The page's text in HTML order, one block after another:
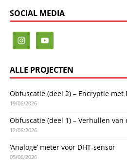
SOCIAL MEDIA
ALLE PROJECTEN
Obfuscatie (deel 2) – Encryptie met
19/06/2026
Obfuscatie (deel 1) – Verhullen van
12/06/2026
‘Analoge’ meter voor DHT-sensor
05/06/2026